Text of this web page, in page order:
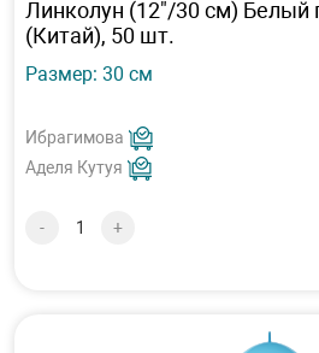
Линколун (12"/30 см) Белый
(Китай), 50 шт.
Размер: 30 см
Ибрагимова
Аделя Кутуя
- +